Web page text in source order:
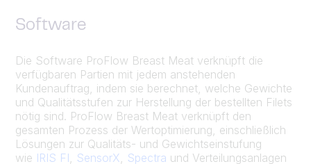
Software
Die Software ProFlow Breast Meat verknüpft die
verfügbaren Partien mit jedem anstehenden
Kundenauftrag, indem sie berechnet, welche Gewichte
und Qualitätsstufen zur Herstellung der bestellten Filets
nötig sind. ProFlow Breast Meat verknüpft den
gesamten Prozess der Wertoptimierung, einschließlich
Lösungen zur Qualitäts- und Gewichtseinstufung
wie IRIS FI, SensorX, Spectra und Verteilungsanlagen